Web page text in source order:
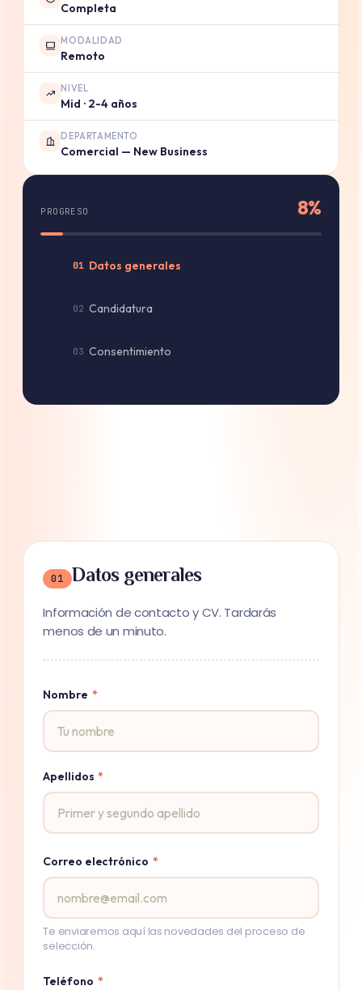
Completa
MODALIDAD
Remoto
NIVEL
Mid · 2-4 años
DEPARTAMENTO
Comercial — New Business
PROGRESO 8%
01 Datos generales
02 Candidatura
03 Consentimiento
01 Datos generales
Información de contacto y CV. Tardarás
menos de un minuto.
Nombre *
Apellidos *
Correo electrónico *
Te enviaremos aquí las novedades del proceso de
selección.
Teléfono *